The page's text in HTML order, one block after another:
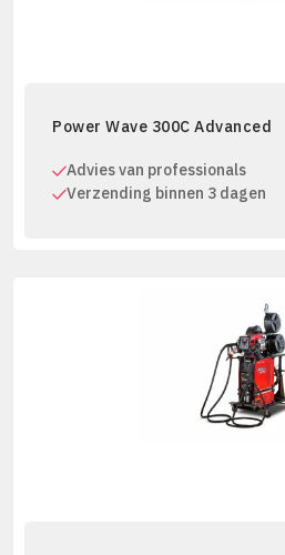
Power Wave 300C Advanced
Advies van professionals
Verzending binnen 3 dagen